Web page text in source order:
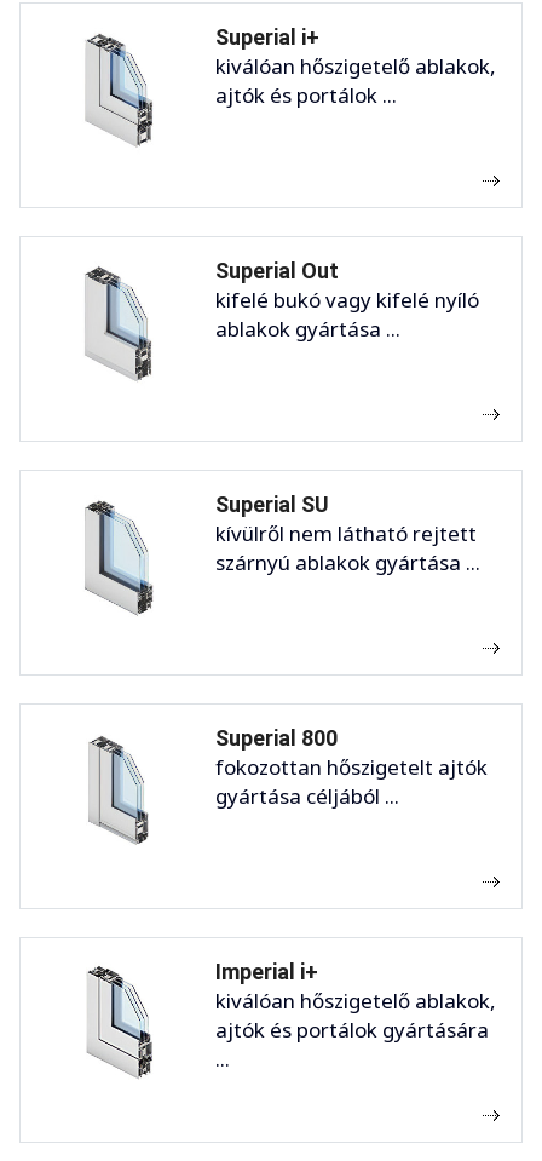
Superial i+
kiválóan hőszigetelő ablakok,
ajtók és portálok ...
Superial Out
kifelé bukó vagy kifelé nyíló
ablakok gyártása ...
Superial SU
kívülről nem látható rejtett
szárnyú ablakok gyártása ...
Superial 800
fokozottan hőszigetelt ajtók
gyártása céljából ...
Imperial i+
kiválóan hőszigetelő ablakok,
ajtók és portálok gyártására
...